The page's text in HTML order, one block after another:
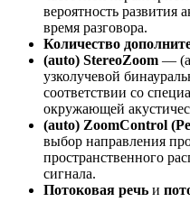
вероятность развития
время разговора.
Количество
(auto) StereoZoom —
узколучевой
соответствии со
окружающей
(auto) ZoomControl
выбор направления
пространственного
сигнала.
Потоковая речь и